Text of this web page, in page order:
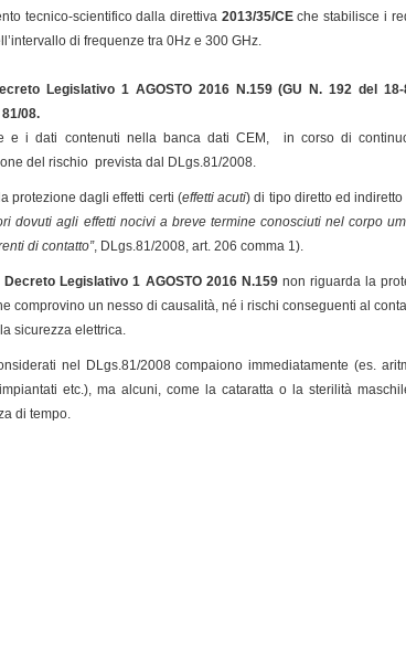
tecnico-scientifico dalla direttiva 2013/35/CEche stabilisce i
di frequenze tra 0Hz e 300 GHz.
Legislativo 1 AGOSTO 2016 N.159 (GU N. 192 del
08.
e i dati contenuti nella banca dati CEM, in corso di
del rischio prevista dal DLgs.81/2008.
protezione dagli effetti certi (effetti acuti) di tipo diretto ed
dovuti agli effetti nocivi a breve termine conosciuti nel corpo
di contatto”, DLgs.81/2008, art. 206 comma 1).
Decreto Legislativo 1 AGOSTO 2016 N.159non riguarda la
comprovino un nesso di causalità, né i rischi conseguenti al
sicurezza elettrica.
nel DLgs.81/2008 compaiono immediatamente (es.
etc.), ma alcuni, come la cataratta o la sterilità
di tempo.